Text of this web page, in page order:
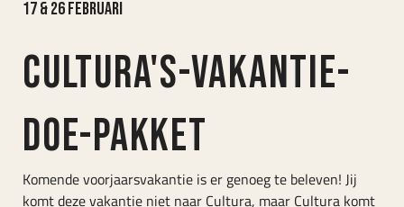
17 & 26 februari
Cultura's-vakantie-
doe-pakket
Komende voorjaarsvakantie is er genoeg te beleven! Jij
komt deze vakantie niet naar Cultura, maar Cultura komt